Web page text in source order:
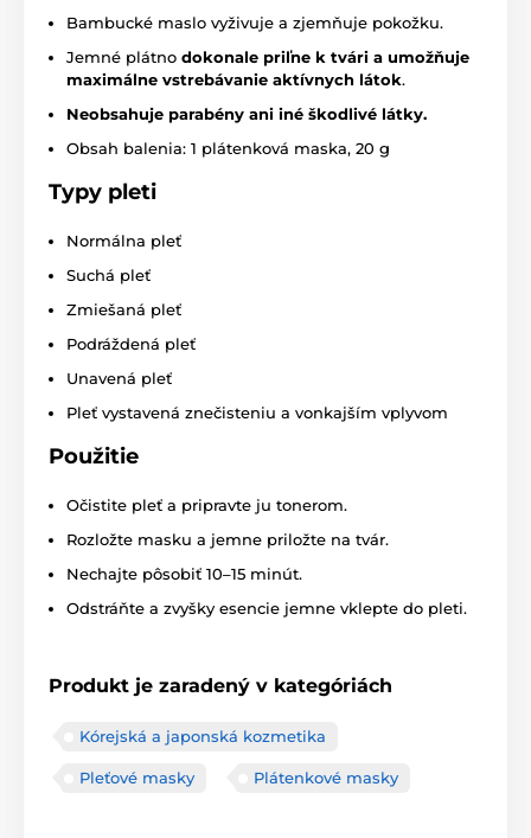
Bambucké maslo vyživuje a zjemňuje pokožku.
Jemné plátno dokonale priľne k tvári a umožňuje
maximálne vstrebávanie aktívnych látok.
Neobsahuje parabény ani iné škodlivé látky.
Obsah balenia: 1 plátenková maska, 20 g
Typy pleti
Normálna pleť
Suchá pleť
Zmiešaná pleť
Podráždená pleť
Unavená pleť
Pleť vystavená znečisteniu a vonkajším vplyvom
Použitie
Očistite pleť a pripravte ju tonerom.
Rozložte masku a jemne priložte na tvár.
Nechajte pôsobiť 10–15 minút.
Odstráňte a zvyšky esencie jemne vklepte do pleti.
Produkt je zaradený v kategóriách
Kórejská a japonská kozmetika
Pleťové masky Plátenkové masky